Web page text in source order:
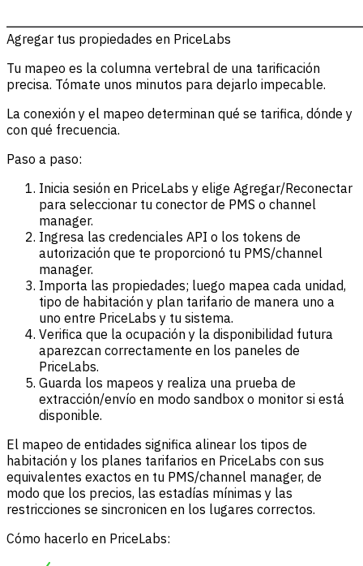
Agregar tus propiedades en PriceLabs
Tu mapeo es la columna vertebral de una tarificación
precisa. Tómate unos minutos para dejarlo impecable.
La conexión y el mapeo determinan qué se tarifica, dónde y
con qué frecuencia.
Paso a paso:
Inicia sesión en PriceLabs y elige Agregar/Reconectar
para seleccionar tu conector de PMS o channel
manager.
Ingresa las credenciales API o los tokens de
autorización que te proporcionó tu PMS/channel
manager.
Importa las propiedades; luego mapea cada unidad,
tipo de habitación y plan tarifario de manera uno a
uno entre PriceLabs y tu sistema.
Verifica que la ocupación y la disponibilidad futura
aparezcan correctamente en los paneles de
PriceLabs.
Guarda los mapeos y realiza una prueba de
extracción/envío en modo sandbox o monitor si está
disponible.
El mapeo de entidades significa alinear los tipos de
habitación y los planes tarifarios en PriceLabs con sus
equivalentes exactos en tu PMS/channel manager, de
modo que los precios, las estadías mínimas y las
restricciones se sincronicen en los lugares correctos.
Cómo hacerlo en PriceLabs: